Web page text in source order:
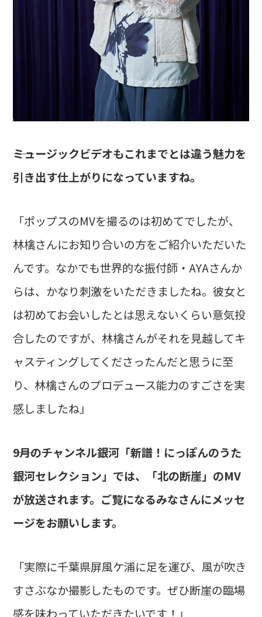
――ミュージックビデオもこれまでとは違う魅力を
引き出す仕上がりになっていますね。
「ポップスのMVを撮るのは初めてでしたが、
林檎さんにお知り合いの方をご紹介いただいた
んです。なかでも世界的な振付師・AYAさんか
らは、かなり刺激をいただきましたね。彼女と
は初めてお会いしたとは思えないくらい意気投
合したのですが、林檎さんがそれを見越してキ
ャスティングしてくださったんだと思うに至
り、林檎さんのプロデュース能力のすごさを実
感しましたね」
――9月のチャンネル銀河「新譜！にっぽんのうた
銀河セレクション」では、「北の断崖」のMV
が放送されます。ご覧になるみなさんにメッセ
ージをお願いします。
「実際に千葉県屏風ケ浦に足を運び、風が吹き
すさぶなか撮影したものです。ぜひ断崖の臨場
感を味わっていただきたいです！」